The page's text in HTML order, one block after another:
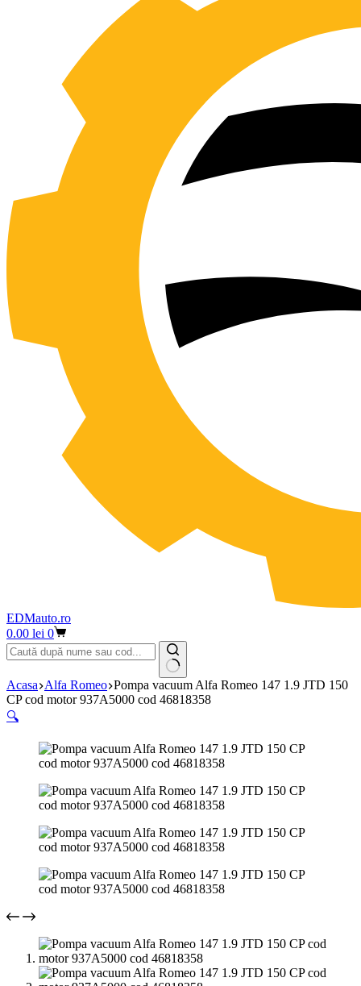
EDMauto.ro
Coș
de
cumpărături
0.00 lei 0
Niciun
rezultat
Acasa Alfa Romeo Pompa vacuum Alfa Romeo 147 1.9 JTD 150
CP cod motor 937A5000 cod 46818358
🔍